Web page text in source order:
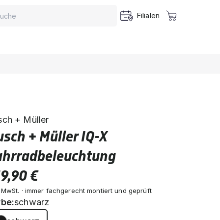
Filialen
+ Müller
+ Müller IQ-X
€
· immer fachgerecht montiert und geprüft
schwarz